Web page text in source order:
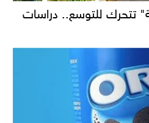
تتحرك للتوسع.. دراسات